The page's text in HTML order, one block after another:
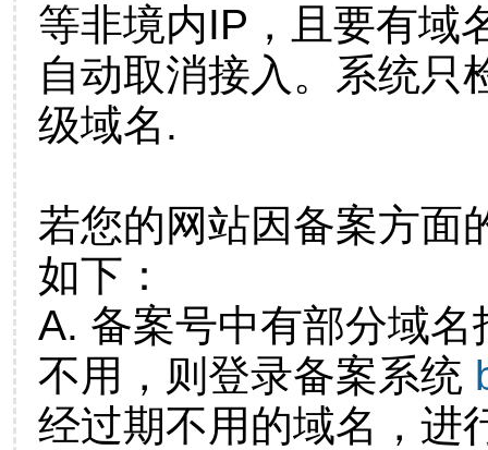
等非境内IP，且要有域
自动取消接入。系统只
级域名.
若您的网站因备案方面
如下：
A. 备案号中有部分域
不用，则登录备案系统
经过期不用的域名，进